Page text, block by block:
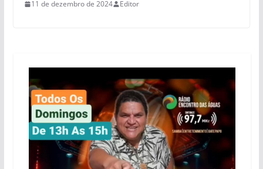
11 de dezembro de 2024 Editor